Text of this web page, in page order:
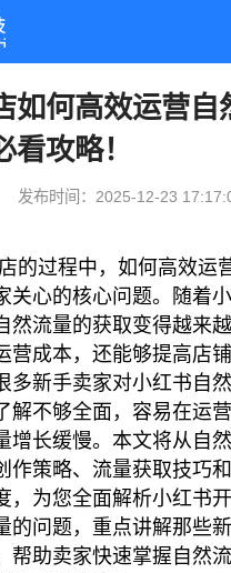
如何高效运营自
攻略！
发布时间：2025-12-23
的过程中，如何高效运
关心的核心问题。随着
然流量的获取变得越来
营成本，还能够提高店
多新手卖家对小红书自
解不够全面，容易在运
增长缓慢。本文将从自
作策略、流量获取技巧
，为您全面解析小红书
的问题，重点讲解那些
帮助卖家快速掌握自然